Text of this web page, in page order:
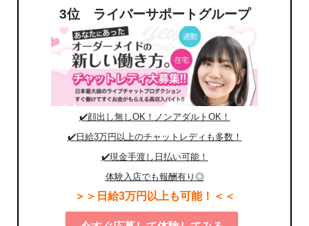
3位 ライバーサポートグループ
✔️顔出し無しOK！ノンアダルトOK！
✔️日給3万円以上のチャットレディも多数！
✔️現金手渡し日払い可能！
体験入店でも報酬有り◎
＞＞日給3万円以上も可能！＜＜